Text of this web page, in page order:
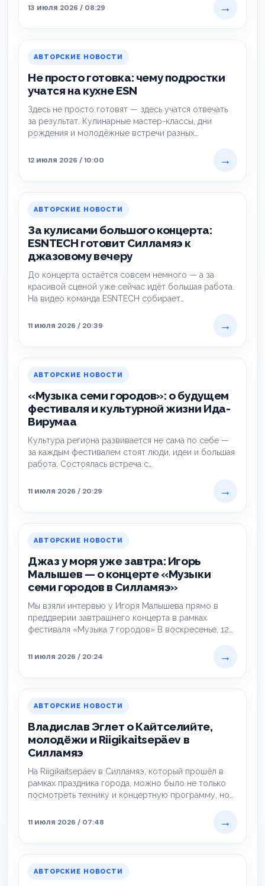
13 июля 2026 / 08:29
→
АВТОРСКИЕ НОВОСТИ
Не просто готовка: чему подростки
учатся на кухне ESN
Здесь не просто готовят — здесь учатся отвечать
за результат. Кулинарные мастер-классы, дни
рождения и молодёжные встречи разных
12 июля 2026 / 10:00
→
АВТОРСКИЕ НОВОСТИ
За кулисами большого концерта:
ESNTECH готовит Силламяэ к
джазовому вечеру
До концерта остаётся совсем немного — а за
красивой сценой уже сейчас идёт большая работа.
На видео команда ESNTECH собирает…
11 июля 2026 / 20:39 →
АВТОРСКИЕ НОВОСТИ
«Музыка семи городов»: о будущем
фестиваля и культурной жизни Ида-
Вирумаа
Культура региона развивается не сама по себе —
за каждым фестивалем стоят люди, идеи и большая
работа. Состоялась встреча с…
11 июля 2026 / 20:29 →
АВТОРСКИЕ НОВОСТИ
Джаз у моря уже завтра: Игорь
Малышев — о концерте «Музыки
семи городов в Силламяэ»
Мы взяли интервью у Игоря Малышева прямо в
преддверии завтрашнего концерта в рамках
фестиваля «Музыка 7 городов» В воскресенье, 12…
11 июля 2026 / 20:24 →
АВТОРСКИЕ НОВОСТИ
Владислав Эглет о Кайтселийте,
молодёжи и Riigikaitsepäev в
Силламяэ
На Riigikaitsepäev в Силламяэ, который прошёл в
рамках праздника города, можно было не только
посмотреть технику и концертную программу, но…
11 июля 2026 / 07:48 →
АВТОРСКИЕ НОВОСТИ